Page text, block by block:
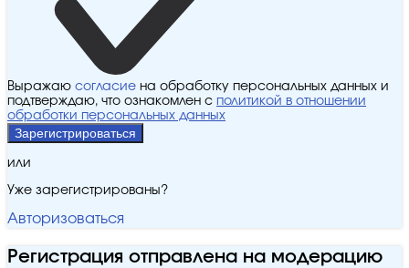
Выражаю согласие на обработку персональных данных и
подтверждаю, что ознакомлен с политикой в отношении
обработки персональных данных
Зарегистрироваться
или
Уже зарегистрированы?
Авторизоваться
Регистрация отправлена на модерацию